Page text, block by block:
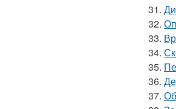
31.
32.
33.
34.
35.
36.
37.